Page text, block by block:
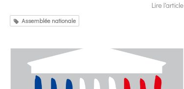
Lire l'article
Assemblée nationale